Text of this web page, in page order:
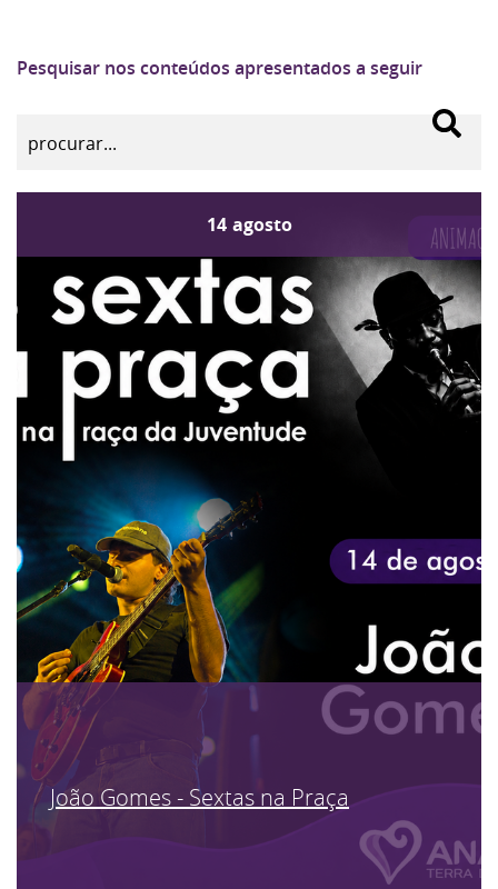
Pesquisar nos conteúdos apresentados a seguir
14 agosto
João Gomes - Sextas na Praça